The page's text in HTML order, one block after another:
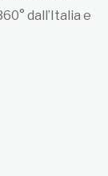
dall’Italia e